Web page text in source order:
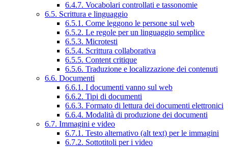
6.4.7. Vocabolari controllati e tassonomie
6.5. Scrittura e linguaggio
6.5.1. Come leggono le persone sul web
6.5.2. Le regole per un linguaggio semplice
6.5.3. Microtesti
6.5.4. Scrittura collaborativa
6.5.5. Content critique
6.5.6. Traduzione e localizzazione dei contenuti
6.6. Documenti
6.6.1. I documenti vanno sul web
6.6.2. Tipi di documenti
6.6.3. Formato di lettura dei documenti elettronici
6.6.4. Modalità di produzione dei documenti
6.7. Immagini e video
6.7.1. Testo alternativo (alt text) per le immagini
6.7.2. Sottotitoli per i video